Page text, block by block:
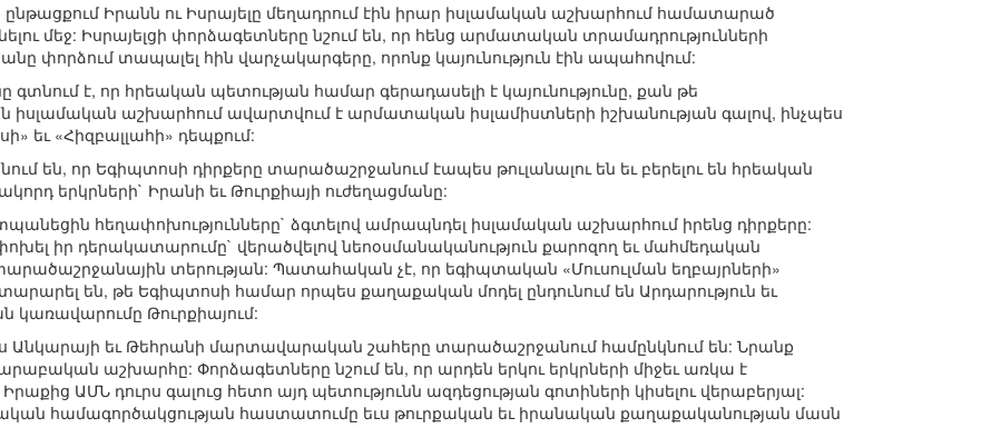
Իրանն ու Իսրայելը մեղադրում էին իրար իսլամական աշխարհում համատարած
մեջ: Իսրայելցի փորձագետները նշում են, որ հենց արմատական տրամադրությունների
փորձում տապալել հին վարչակարգերը, որոնք կայունություն էին ապահովում:
գտնում է, որ հրեական պետության համար գերադասելի է կայունությունը, քան թե
իսլամական աշխարհում ավարտվում է արմատական իսլամիստների իշխանության գալով, ինչպես
եւ «Հիզբալլահի» դեպքում:
են, որ Եգիպտոսի դիրքերը տարածաշրջանում էապես թուլանալու են եւ բերելու են հրեական
երկրների` Իրանի եւ Թուրքիայի ուժեղացմանը:
հեղափոխությունները` ձգտելով ամրապնդել իսլամական աշխարհում իրենց դիրքերը:
իր դերակատարումը` վերածվելով նեոօսմանականություն քարոզող եւ մահմեդական
տերության: Պատահական չէ, որ եգիպտական «Մուսուլման եղբայրների»
են, թե Եգիպտոսի համար որպես քաղաքական մոդել ընդունում են Արդարություն եւ
կառավարումը Թուրքիայում:
Անկարայի եւ Թեհրանի մարտավարական շահերը տարածաշրջանում համընկնում են: Նրանք
աշխարհը: Փորձագետները նշում են, որ արդեն երկու երկրների միջեւ առկա է
ԱՄՆ դուրս գալուց հետո այդ պետությունն ազդեցության գոտիների կիսելու վերաբերյալ:
համագործակցության հաստատումը եւս թուրքական եւ իրանական քաղաքականության մասն